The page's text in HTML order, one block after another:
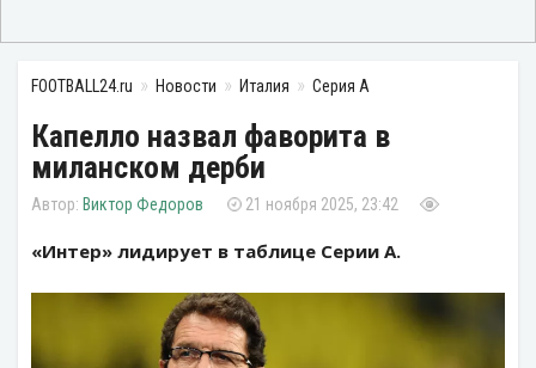
FOOTBALL24.ru Новости Италия Серия А
Капелло назвал фаворита в
миланском дерби
Виктор Федоров 21 ноября 2025, 23:42
«Интер» лидирует в таблице Серии А.